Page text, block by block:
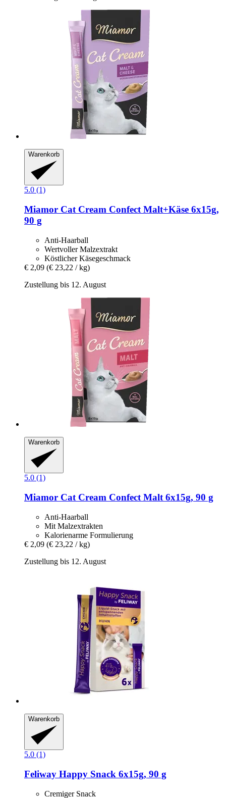
Warenkorb
5.0 (1)
Miamor Cat Cream Confect Malt+Käse 6x15g,
90 g
Anti-Haarball
Wertvoller Malzextrakt
Köstlicher Käsegeschmack
€ 2,09 (€ 23,22 / kg)
Zustellung bis 12. August
Warenkorb
5.0 (1)
Miamor Cat Cream Confect Malt 6x15g, 90 g
Anti-Haarball
Mit Malzextrakten
Kalorienarme Formulierung
€ 2,09 (€ 23,22 / kg)
Zustellung bis 12. August
Warenkorb
5.0 (1)
Feliway Happy Snack 6x15g, 90 g
Cremiger Snack